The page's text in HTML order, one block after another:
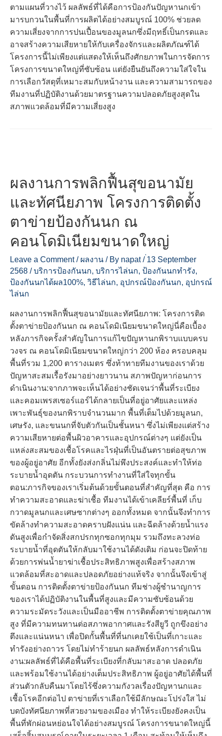
ตามแผนที่วางไว้ ผลลัพธ์ที่ได้คือการป้องกันปัญหานกเข้า
มารบกวนในพื้นที่การผลิตได้อย่างสมบูรณ์ 100% ช่วยลด
ความเสี่ยงจากการปนเปื้อนของมูลนกซึ่งมีฤทธิ์เป็นกรดและ
อาจสร้างความเสียหายให้กับเครื่องจักรและผลิตภัณฑ์ได้
โครงการนี้ไม่เพียงแต่แสดงให้เห็นถึงศักยภาพในการจัดการ
โครงการขนาดใหญ่ที่ซับซ้อน แต่ยังยืนยันถึงความใส่ใจใน
การเลือกวัสดุที่เหมาะสมกับหน้างาน และความสามารถของ
ทีมงานที่ปฏิบัติงานด้วยมาตรฐานความปลอดภัยสูงสุดใน
สภาพแวดล้อมที่มีความเสี่ยงสูง
ผลงานการพลิกฟื้นสุขอนามัย
และทัศนียภาพ โครงการติดตั้ง
ตาข่ายป้องกันนก ณ
คอนโดมิเนียมขนาดใหญ่
Leave a Comment / ผลงาน / By napat / ่13 September
2568 /บริการป้องกันนก, บริการไล่นก, ป้องกันนกทำรัง,
ป้องกันนกได้ผล100%, วิธีไล่นก, อุปกรณ์ป้องกันนก, อุปกรณ์
ไล่นก
ผลงานการพลิกฟื้นสุขอนามัยและทัศนียภาพ: โครงการติด
ตั้งตาข่ายป้องกันนก ณ คอนโดมิเนียมขนาดใหญ่นี่คือเบื้อง
หลังภารกิจครั้งสำคัญในการแก้ไขปัญหานกพิราบแบบครบ
วงจร ณ คอนโดมิเนียมขนาดใหญ่กว่า 200 ห้อง ครอบคลุม
พื้นที่รวม 1,200 ตารางเมตร ซึ่งท้าทายทีมงานของเราด้วย
ปัญหาสะสมเรื้อรังมาอย่างยาวนาน สภาพปัญหาก่อนการ
ดำเนินงาน:จากภาพจะเห็นได้อย่างชัดเจนว่าพื้นที่ระเบียง
และคอมเพรสเซอร์แอร์ได้กลายเป็นที่อยู่อาศัยและแหล่ง
เพาะพันธุ์ของนกพิราบจำนวนมาก พื้นที่เต็มไปด้วยมูลนก,
เศษรัง, และขนนกที่จับตัวกันเป็นชั้นหนา ซึ่งไม่เพียงแต่สร้าง
ความเสียหายต่อพื้นผิวอาคารและอุปกรณ์ต่างๆ แต่ยังเป็น
แหล่งสะสมของเชื้อโรคและไรฝุ่นที่เป็นอันตรายต่อสุขภาพ
ของผู้อยู่อาศัย อีกทั้งยังส่งกลิ่นไม่พึงประสงค์และทำให้ท่อ
ระบายน้ำอุดตัน กระบวนการทำงานที่ใส่ใจทุกขั้น
ตอน:ภารกิจของเราเริ่มต้นด้วยขั้นตอนที่สำคัญที่สุด คือ การ
ทำความสะอาดและฆ่าเชื้อ ทีมงานได้เข้าเคลียร์พื้นที่ เก็บ
กวาดมูลนกและเศษซากต่างๆ ออกทั้งหมด จากนั้นจึงทำการ
ขัดล้างทำความสะอาดคราบฝังแน่น และฉีดล้างด้วยน้ำแรง
ดันสูงเพื่อกำจัดสิ่งสกปรกทุกซอกทุกมุม รวมถึงทะลวงท่อ
ระบายน้ำที่อุดตันให้กลับมาใช้งานได้ดังเดิม ก่อนจะปิดท้าย
ด้วยการพ่นน้ำยาฆ่าเชื้อประสิทธิภาพสูงเพื่อสร้างสภาพ
แวดล้อมที่สะอาดและปลอดภัยอย่างแท้จริง จากนั้นจึงเข้าสู่
ขั้นตอน การติดตั้งตาข่ายป้องกันนก ทีมช่างผู้ชำนาญการ
ของเราได้ปฏิบัติงานในพื้นที่สูงและมีความซับซ้อนด้วย
ความระมัดระวังและเป็นมืออาชีพ การติดตั้งตาข่ายคุณภาพ
สูง ที่มีความทนทานต่อสภาพอากาศและรังสียูวี ถูกขึงอย่าง
ตึงและแน่นหนา เพื่อปิดกั้นพื้นที่ที่นกเคยใช้เป็นที่เกาะและ
ทำรังอย่างถาวร โดยไม่ทำร้ายนก ผลลัพธ์หลังการดำเนิน
งาน:ผลลัพธ์ที่ได้คือพื้นที่ระเบียงที่กลับมาสะอาด ปลอดภัย
และพร้อมใช้งานได้อย่างเต็มประสิทธิภาพ ผู้อยู่อาศัยได้พื้นที่
ส่วนตัวกลับคืนมาโดยไร้ซึ่งความกังวลเรื่องปัญหานกและ
เชื้อโรคอีกต่อไป ตาข่ายที่เราเลือกใช้มีลักษณะโปร่งใส ไม่
บดบังทัศนียภาพที่สวยงามของเมือง ทำให้ระเบียงยังคงเป็น
พื้นที่พักผ่อนหย่อนใจได้อย่างสมบูรณ์ โครงการขนาดใหญ่นี้